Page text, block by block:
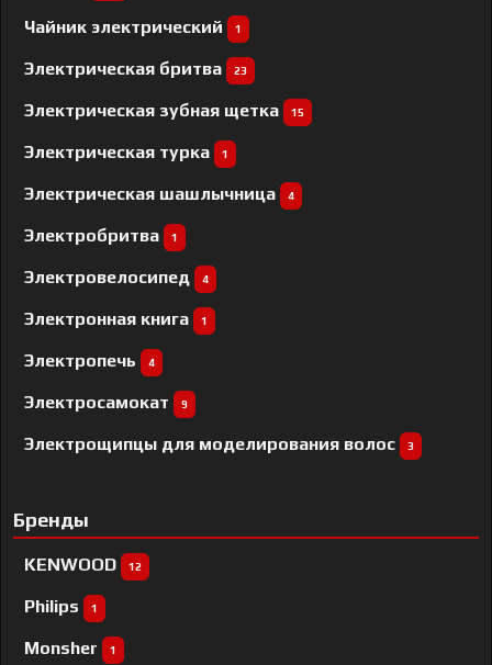
Чайник электрический 1
Электрическая бритва 23
Электрическая зубная щетка 15
Электрическая турка 1
Электрическая шашлычница 4
Электробритва 1
Электровелосипед 4
Электронная книга 1
Электропечь 4
Электросамокат 9
Электрощипцы для моделирования волос 3
Бренды
KENWOOD 12
Philips 1
Monsher 1